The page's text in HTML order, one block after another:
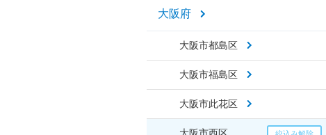
大阪府
大阪市都島区
大阪市福島区
大阪市此花区